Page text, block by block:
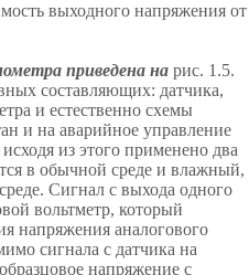
выходного напряжения от
приведена на рис. 1 .5.
составляющих: датчика,
и естественно схемы
и на аварийное управление
из этого применено два
в обычной среде и влажный,
Сигнал с выхода одного
вольтметр, который
напряжения аналогового
сигнала с датчика на
напряжение с